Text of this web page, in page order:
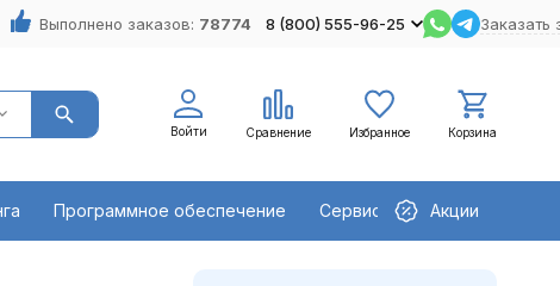
Выполнено заказов: 78774 8 (800) 555-96-25 Заказать
Войти Сравнение Избранное Корзина
Программное обеспечение Сервисное оборудование
Акции